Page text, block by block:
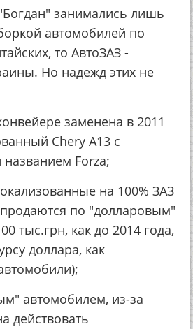
занимались лишь
автомобилей по
то АвтоЗАЗ -
Но надежд этих не
заменена в 2011
Chery A13 с
Forza;
на 100% ЗАЗ
по "долларовым"
тыс.грн, как до 2014 года,
доллара, как
автомобилем, из-за
действовать